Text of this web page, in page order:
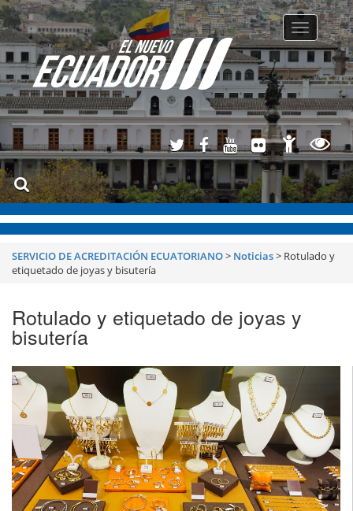
Toggle
SERVICIO DE ACREDITACIÓN ECUATORIANO> Noticias> Rotulado y
etiquetado de joyas y bisutería
Rotulado y etiquetado de joyas y
bisutería